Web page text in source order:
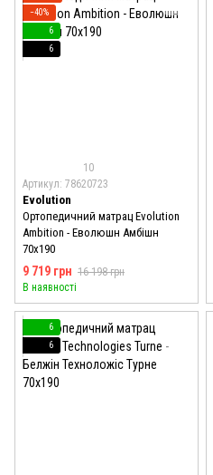
−40%
6
6
10
Артикул: 78620723
Evolution
Ортопедичний матрац Evolution
Ambition - Еволюшн Амбішн
70x190
9 719 грн 16 198 грн
В наявності
6
6